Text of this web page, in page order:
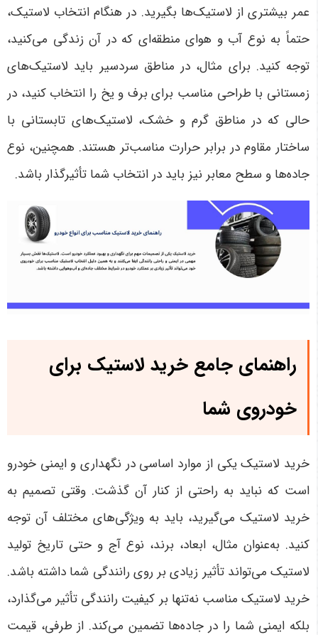
عمر بیشتری از لاستیک‌ها بگیرید. در هنگام انتخاب لاستیک،
حتماً به نوع آب و هوای منطقه‌ای که در آن زندگی می‌کنید،
توجه کنید. برای مثال، در مناطق سردسیر باید لاستیک‌های
زمستانی با طراحی مناسب برای برف و یخ را انتخاب کنید، در
حالی که در مناطق گرم و خشک، لاستیک‌های تابستانی با
ساختار مقاوم در برابر حرارت مناسب‌تر هستند. همچنین، نوع
جاده‌ها و سطح معابر نیز باید در انتخاب شما تأثیرگذار باشد.
راهنمای جامع خرید لاستیک برای
خودروی شما
خرید لاستیک یکی از موارد اساسی در نگهداری و ایمنی خودرو
است که نباید به راحتی از کنار آن گذشت. وقتی تصمیم به
خرید لاستیک می‌گیرید، باید به ویژگی‌های مختلف آن توجه
کنید. به‌عنوان مثال، ابعاد، برند، نوع آج و حتی تاریخ تولید
لاستیک می‌تواند تأثیر زیادی بر روی رانندگی شما داشته باشد.
خرید لاستیک مناسب نه‌تنها بر کیفیت رانندگی تأثیر می‌گذارد،
بلکه ایمنی شما را در جاده‌ها تضمین می‌کند. از طرفی، قیمت